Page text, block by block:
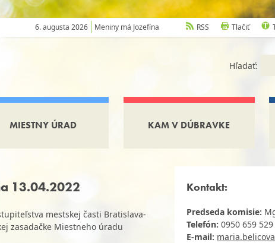
6. augusta 2026 Meniny má Jozefína RSS Tlačiť
Hľadať:
MIESTNY ÚRAD KAM V DÚBRAVKE
13.04.2022
mestskej časti Bratislava-
zasadačke Miestneho úradu
Kontakt:
Predseda komisie:
Telefón: 0950 659 529
E-mail: